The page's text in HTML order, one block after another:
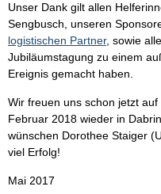
Unser Dank gilt allen
Sengbusch, unseren
logistischen Partner, sowie
Jubiläumstagung zu einem
Ereignis gemacht haben.
Wir freuen uns schon jetzt auf
Februar 2018 wieder in
wünschen Dorothee Staiger
viel Erfolg!
Mai 2017